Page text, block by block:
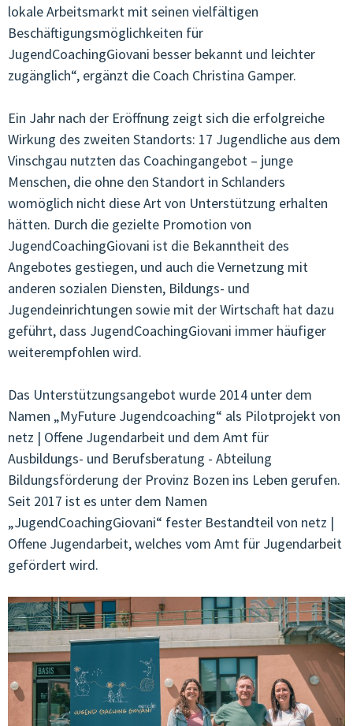
lokale Arbeitsmarkt mit seinen vielfältigen
Beschäftigungsmöglichkeiten für
JugendCoachingGiovani besser bekannt und leichter
zugänglich“, ergänzt die Coach Christina Gamper.
Ein Jahr nach der Eröffnung zeigt sich die erfolgreiche
Wirkung des zweiten Standorts: 17 Jugendliche aus dem
Vinschgau nutzten das Coachingangebot – junge
Menschen, die ohne den Standort in Schlanders
womöglich nicht diese Art von Unterstützung erhalten
hätten. Durch die gezielte Promotion von
JugendCoachingGiovani ist die Bekanntheit des
Angebotes gestiegen, und auch die Vernetzung mit
anderen sozialen Diensten, Bildungs- und
Jugendeinrichtungen sowie mit der Wirtschaft hat dazu
geführt, dass JugendCoachingGiovani immer häufiger
weiterempfohlen wird.
Das Unterstützungsangebot wurde 2014 unter dem
Namen „MyFuture Jugendcoaching“ als Pilotprojekt von
netz | Offene Jugendarbeit und dem Amt für
Ausbildungs- und Berufsberatung - Abteilung
Bildungsförderung der Provinz Bozen ins Leben gerufen.
Seit 2017 ist es unter dem Namen
„JugendCoachingGiovani“ fester Bestandteil von netz |
Offene Jugendarbeit, welches vom Amt für Jugendarbeit
gefördert wird.